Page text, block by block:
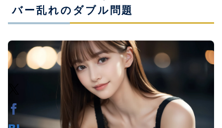
バー乱れのダブル問題